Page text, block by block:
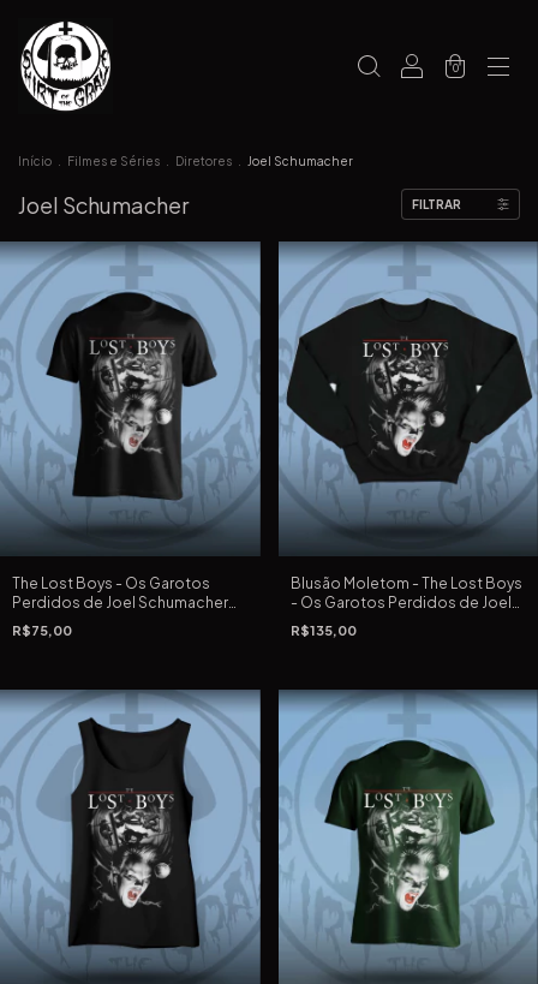
0
Início Filmes e Séries Diretores Joel Schumacher
Joel Schumacher FILTRAR
The Lost Boys - Os Garotos
Perdidos de Joel Schumacher
de 1987 - Camiseta Preta
Tradicional e Extra Grande
R$75,00
Blusão Moletom - The Lost Boys
- Os Garotos Perdidos de Joel
Schumacher de 1987
R$135,00